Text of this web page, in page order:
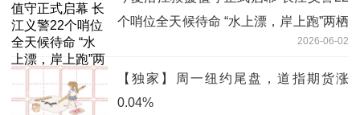
个哨位全天候待命 “水上漂，岸上跑”两栖
2026-06-02
【独家】周一纽约尾盘，道指期货涨
0.04%